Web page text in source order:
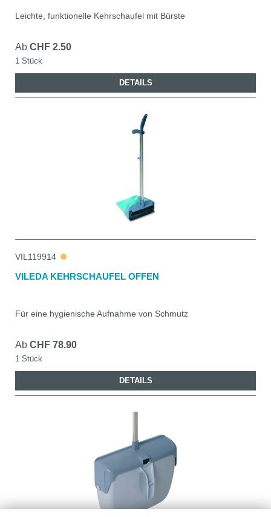
Leichte, funktionelle Kehrschaufel mit Bürste
Ab CHF 2.50
1 Stück
DETAILS
VIL119914
VILEDA KEHRSCHAUFEL OFFEN
Für eine hygienische Aufnahme von Schmutz
Ab CHF 78.90
1 Stück
DETAILS